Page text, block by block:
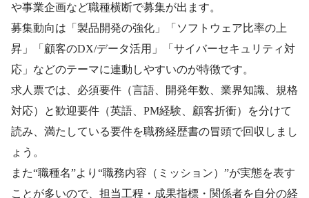
や事業企画など職種横断で募集が出ます。
募集動向は「製品開発の強化」「ソフトウェア比率の上
昇」「顧客のDX/データ活用」「サイバーセキュリティ対
応」などのテーマに連動しやすいのが特徴です。
求人票では、必須要件（言語、開発年数、業界知識、規格
対応）と歓迎要件（英語、PM経験、顧客折衝）を分けて
読み、満たしている要件を職務経歴書の冒頭で回収しまし
ょう。
また“職種名”より“職務内容（ミッション）”が実態を表す
ことが多いので、担当工程・成果指標・関係者を自分の経